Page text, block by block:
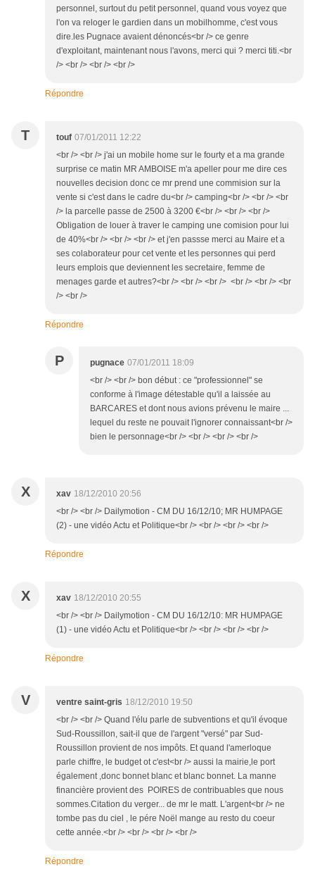
personnel, surtout du petit personnel, quand vous voyez que
l'on va reloger le gardien dans un mobilhomme, c'est vous
dire.les Pugnace avaient dénoncés<br /> ce genre
d'exploitant, maintenant nous l'avons, merci qui ? merci titi.<br
/> <br /> <br /> <br />
Répondre
T touf 07/01/2011 12:22
<br /> <br /> j'ai un mobile home sur le fourty et a ma grande
surprise ce matin MR AMBOISE m'a apeller pour me dire ces
nouvelles decision donc ce mr prend une commision sur la
vente si c'est dans le cadre du<br /> camping<br /> <br /> <br
/> la parcelle passe de 2500 à 3200 €<br /> <br /> <br />
Obligation de louer à traver le camping une comision pour lui
de 40%<br /> <br /> <br /> et j'en passse merci au Maire et a
ses colaborateur pour cet vente et les personnes qui perd
leurs emplois que deviennent les secretaire, femme de
menages garde et autres?<br /> <br /> <br /> <br /> <br /> <br
/> <br />
Répondre
P pugnace 07/01/2011 18:09
<br /> <br /> bon début : ce "professionnel" se
conforme à l'image détestable qu'il a laissée au
BARCARES et dont nous avions prévenu le maire ...
lequel du reste ne pouvait l'ignorer connaissant<br />
bien le personnage<br /> <br /> <br /> <br />
X xav 18/12/2010 20:56
<br /> <br /> Dailymotion - CM DU 16/12/10; MR HUMPAGE
(2) - une vidéo Actu et Politique<br /> <br /> <br /> <br />
Répondre
X xav 18/12/2010 20:55
<br /> <br /> Dailymotion - CM DU 16/12/10: MR HUMPAGE
(1) - une vidéo Actu et Politique<br /> <br /> <br /> <br />
Répondre
V ventre saint-gris 18/12/2010 19:50
<br /> <br /> Quand l'élu parle de subventions et qu'il évoque
Sud-Roussillon, sait-il que de l'argent "versé" par Sud-
Roussillon provient de nos impôts. Et quand l'amerloque
parle chiffre, le budget ot c'est<br /> aussi la mairie,le port
également ,donc bonnet blanc et blanc bonnet. La manne
financière provient des POIRES de contribuables que nous
sommes.Citation du verger... de mr le matt. L'argent<br /> ne
tombe pas du ciel , le pére Noël mange au resto du coeur
cette année.<br /> <br /> <br /> <br />
Répondre